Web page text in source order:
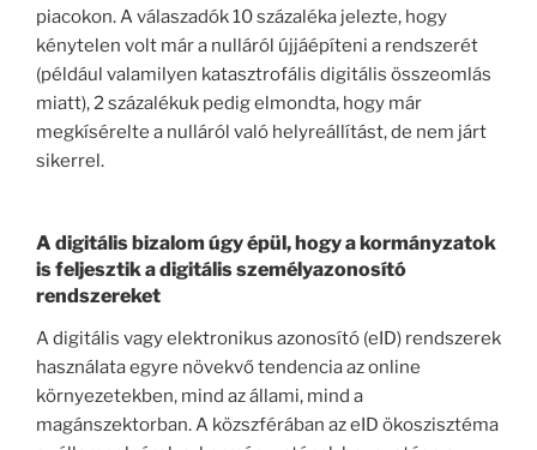
piacokon. A válaszadók 10 százaléka jelezte, hogy
kénytelen volt már a nulláról újjáépíteni a rendszerét
(például valamilyen katasztrofális digitális összeomlás
miatt), 2 százalékuk pedig elmondta, hogy már
megkísérelte a nulláról való helyreállítást, de nem járt
sikerrel.
A digitális bizalom úgy épül, hogy a kormányzatok
is feljesztik a digitális személyazonosító
rendszereket
A digitális vagy elektronikus azonosító (eID) rendszerek
használata egyre növekvő tendencia az online
környezetekben, mind az állami, mind a
magánszektorban. A közszférában az eID ökoszisztéma